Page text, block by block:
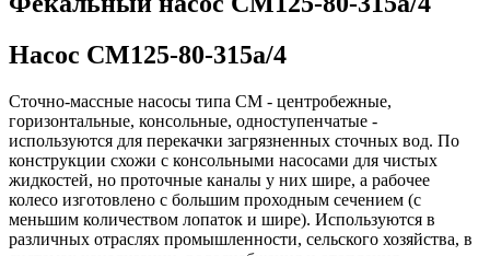
Насос СМ125-80-315а/4
Сточно-массные насосы типа СМ - центробежные,
горизонтальные, консольные, одноступенчатые -
используются для перекачки загрязненных сточных вод. По
конструкции схожи с консольными насосами для чистых
жидкостей, но проточные каналы у них шире, а рабочее
колесо изготовлено с большим проходным сечением (с
меньшим количеством лопаток и шире). Используются в
различных отраслях промышленности, сельского хозяйства, в